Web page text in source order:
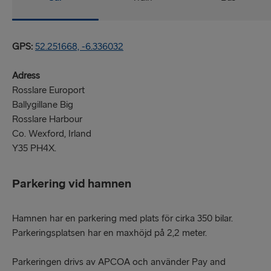
GPS: 52.251668, -6.336032
Adress
Rosslare Europort
Ballygillane Big
Rosslare Harbour
Co. Wexford, Irland
Y35 PH4X.
Parkering vid hamnen
Hamnen har en parkering med plats för cirka 350 bilar.
Parkeringsplatsen har en maxhöjd på 2,2 meter.
Parkeringen drivs av APCOA och använder Pay and